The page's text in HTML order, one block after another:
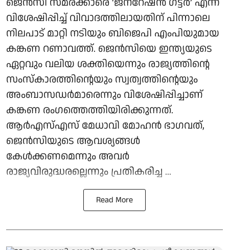
വിശേഷിപ്പിച്ച് വിവാദത്തിലായതിന് പിന്നാലെ
നിലപാട് മാറ്റി നടിയും ബിജെപി എംപിയുമായ
കങ്കണ റണാവത്ത്. ജെൻസിയെ ഇന്ത്യയുടെ
ഏറ്റവും വലിയ ശക്തിയെന്നും രാജ്യത്തിന്റെ
സംസ്കാരത്തിന്റെയും സ്വത്വത്തിന്റെയും
അംബാസഡർമാരെന്നും വിശേഷിപ്പിച്ചാണ്
കങ്കണ രംഗത്തെത്തിയിരിക്കുന്നത്.
ആർഎസ്എസ് മേധാവി മോഹൻ ഭാഗവത്,
ജെൻസിയുടെ ആവശ്യങ്ങൾ
കേൾക്കണമെന്നും അവർ
രാജ്യവിരുദ്ധരല്ലെന്നും പ്രതികരിച്ച ...
Read More